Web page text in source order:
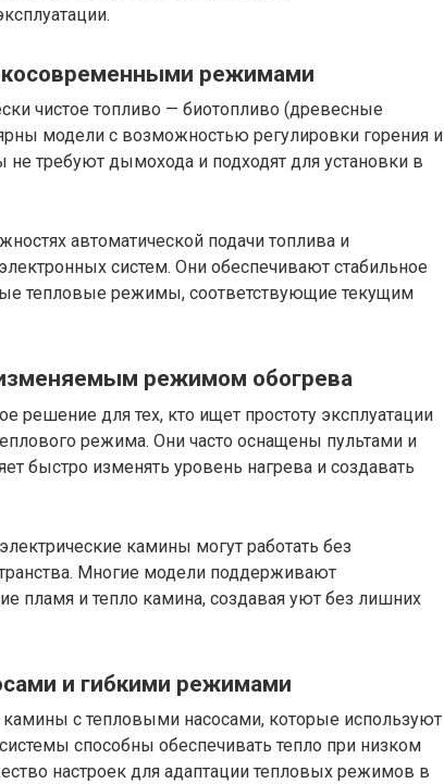
режимами
чистое топливо — биотопливо (древесные
модели с возможностью регулировки горения и
требуют дымохода и подходят для установки в
автоматической подачи топлива и
систем. Они обеспечивают стабильное
тепловые режимы, соответствующие текущим
режимом обогрева
решение для тех, кто ищет простоту эксплуатации
режима. Они часто оснащены пультами и
быстро изменять уровень нагрева и создавать
камины могут работать без
Многие модели поддерживают
и тепло камина, создавая уют без лишних
и гибкими режимами
с тепловыми насосами, которые используют
способны обеспечивать тепло при низком
настроек для адаптации тепловых режимов в